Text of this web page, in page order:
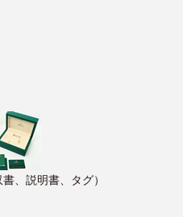
、説明書、タグ）